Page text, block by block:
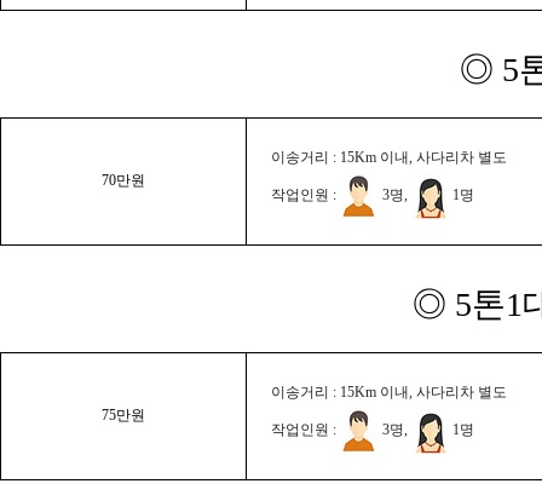
◎ 5
70만원
이송거리 : 15Km 이내, 사다리차 별도
작업인원 : 3명, 1명
◎ 5톤1
75만원
이송거리 : 15Km 이내, 사다리차 별도
작업인원 : 3명, 1명